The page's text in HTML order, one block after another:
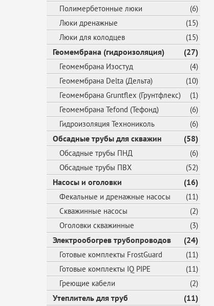
Полимербетонные люки
(6)
Люки дренажные
(15)
Люки для колодцев
(15)
Геомембрана (гидроизоляция) (27)
Геомембрана Изостуд
(4)
Геомембрана Delta (Дельта)
(10)
Геомембрана Gruntflex (Грунтфлекс)
(1)
Геомембрана Tefond (Тефонд)
(6)
Гидроизоляция Технониколь
(6)
Обсадные трубы для скважин (58)
Обсадные трубы ПНД
(6)
Обсадные трубы ПВХ
(52)
Насосы и оголовки (16)
Фекальные и дренажные насосы
(11)
Скважинные насосы
(2)
Оголовки скважинные
(3)
Электрообогрев трубопроводов (24)
Готовые комплекты FrostGuard
(11)
Готовые комплекты IQ PIPE
(11)
Греющие кабели
(2)
Утеплитель для труб (11)